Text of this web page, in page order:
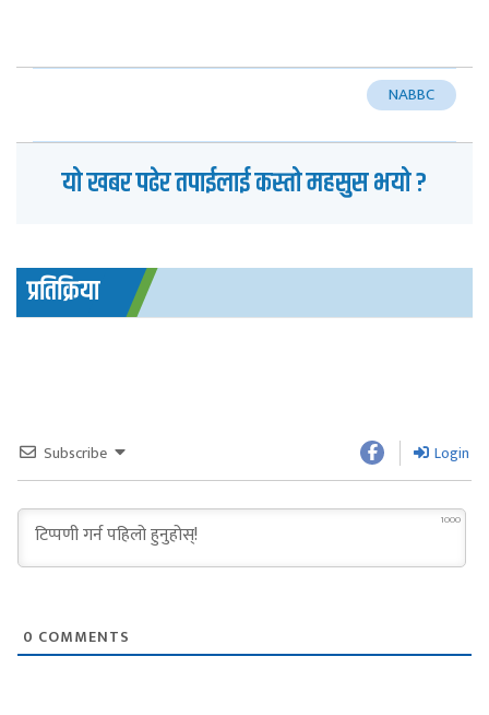
NABBC
यो खबर पढेर तपाईलाई कस्तो महसुस भयो ?
प्रतिक्रिया
Subscribe Login
1000
0 COMMENTS